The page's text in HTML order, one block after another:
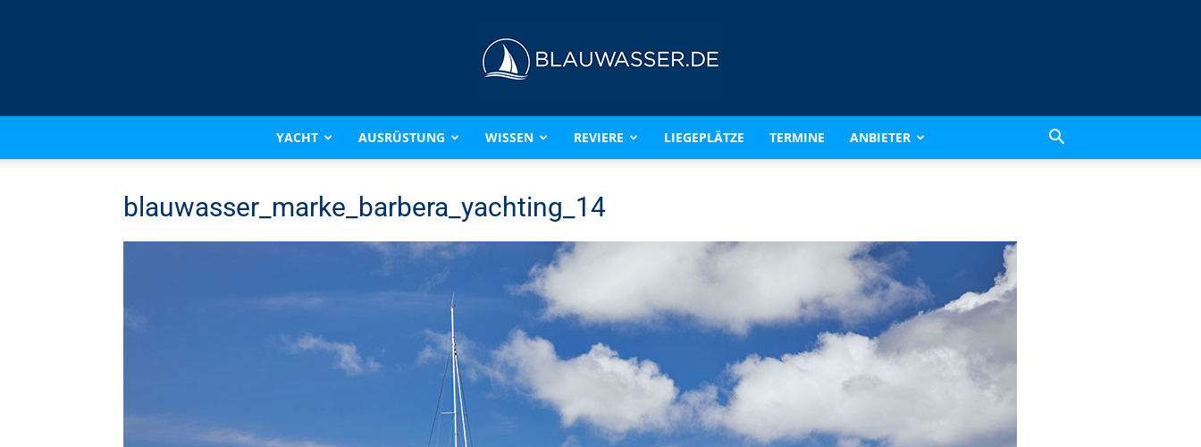
BLAUWASSER.DE
YACHT AUSRÜSTUNG WISSEN REVIERE LIEGEPLÄTZE TERMINE ANBIETER
blauwasser_marke_barbera_yachting_14